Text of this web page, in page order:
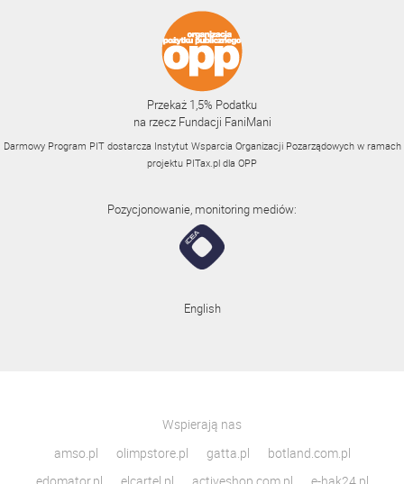
Przekaż 1,5% Podatku
na rzecz Fundacji FaniMani
Darmowy Program PIT dostarcza Instytut Wsparcia Organizacji Pozarządowych w ramach
projektu PITax.pl dla OPP
Pozycjonowanie, monitoring mediów:
English
Wspierają nas
amso.pl
olimpstore.pl gatta.pl
botland.com.pl